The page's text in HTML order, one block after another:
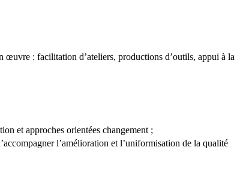
œuvre : facilitation d’ateliers, productions d’outils, appui à la
et approches orientées changement ;
l’amélioration et l’uniformisation de la qualité